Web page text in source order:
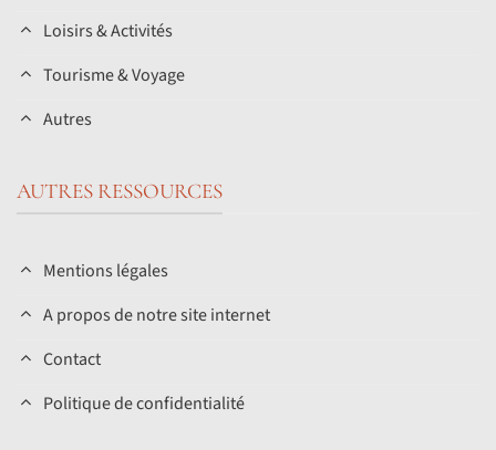
Loisirs & Activités
Tourisme & Voyage
Autres
AUTRES RESSOURCES
Mentions légales
A propos de notre site internet
Contact
Politique de confidentialité